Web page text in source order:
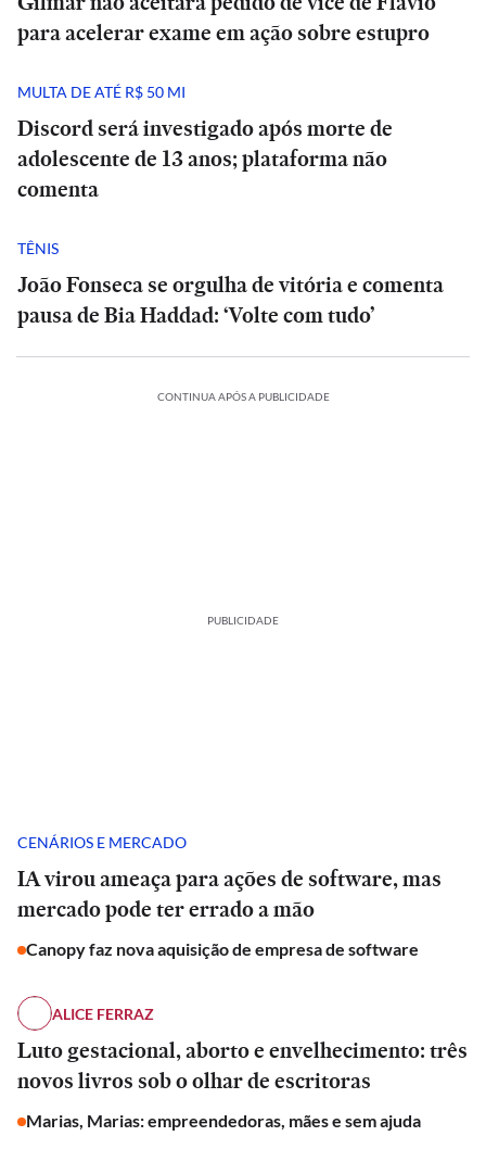
para acelerar exame em ação sobre estupro
MULTA DE ATÉ R$ 50 MI
Discord será investigado após morte de
adolescente de 13 anos; plataforma não
comenta
TÊNIS
João Fonseca se orgulha de vitória e comenta
pausa de Bia Haddad: ‘Volte com tudo’
CONTINUA APÓS A PUBLICIDADE
PUBLICIDADE
CENÁRIOS E MERCADO
IA virou ameaça para ações de software, mas
mercado pode ter errado a mão
Canopy faz nova aquisição de empresa de software
ALICE FERRAZ
Luto gestacional, aborto e envelhecimento: três
novos livros sob o olhar de escritoras
Marias, Marias: empreendedoras, mães e sem ajuda